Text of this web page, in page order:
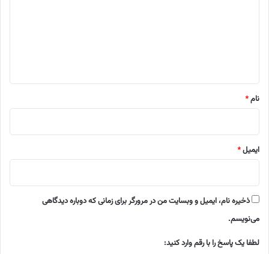
نام*
ایمیل*
ذخیره نام، ایمیل و وبسایت من در مرورگر برای زمانی که دوباره دیدگاهی
می‌نویسم.
لطفا یک پاسخ را با رقم وارد کنید: